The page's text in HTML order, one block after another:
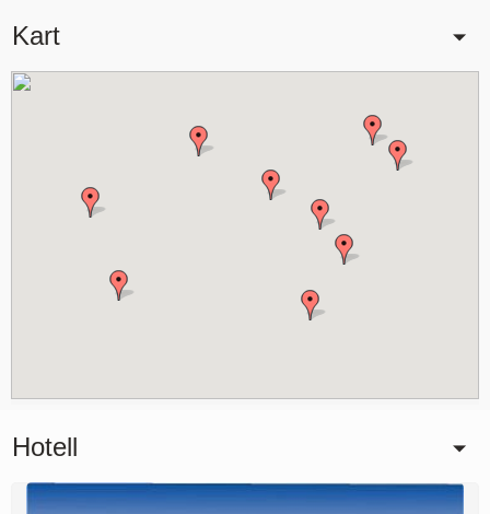
Reisegleder c/o
Internasjonale
Messetjenester AS
c/o Business Jessheim,
Ring oss
Kart
Hotell